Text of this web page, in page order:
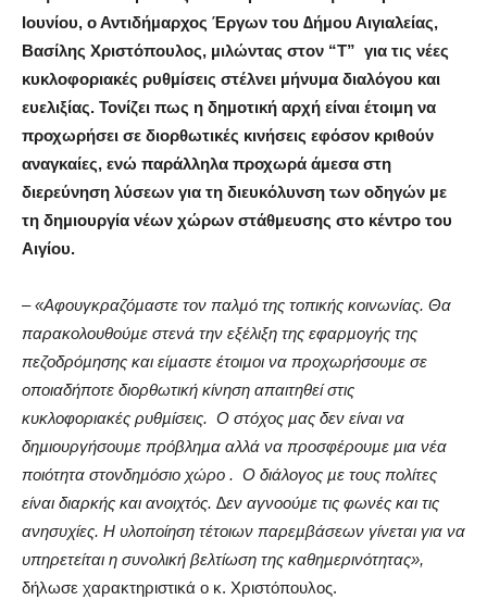
Ιουνίου, ο Αντιδήµαρχος Έργων του ∆ήµου Αιγιαλείας,
Βασίλης Χριστόπουλος, µιλώντας στον “Τ” για τις νέες
κυκλοφοριακές ρυθµίσεις στέλνει µήνυµα διαλόγου και
ευελιξίας. Τονίζει πως η δηµοτική αρχή είναι έτοιµη να
προχωρήσει σε διορθωτικές κινήσεις εφόσον κριθούν
αναγκαίες, ενώ παράλληλα προχωρά άµεσα στη
διερεύνηση λύσεων για τη διευκόλυνση των οδηγών µε
τη δηµιουργία νέων χώρων στάθµευσης στο κέντρο του
Αιγίου.
–«Αφουγκραζόµαστε τον παλµό της τοπικής κοινωνίας. Θα
παρακολουθούµε στενά την εξέλιξη της εφαρµογής της
πεζοδρόµησης και είµαστε έτοιµοι να προχωρήσουµε σε
οποιαδήποτε διορθωτική κίνηση απαιτηθεί στις
κυκλοφοριακές ρυθµίσεις. Ο στόχος µας δεν είναι να
δηµιουργήσουµε πρόβληµα αλλά να προσφέρουµε µια νέα
ποιότητα στονδηµόσιο χώρο . Ο διάλογος µε τους πολίτες
είναι διαρκής και ανοιχτός. ∆εν αγνοούµε τις φωνές και τις
ανησυχίες. Η υλοποίηση τέτοιων παρεµβάσεων γίνεται για να
υπηρετείται η συνολική βελτίωση της καθηµερινότητας»,
δήλωσε χαρακτηριστικά ο κ. Χριστόπουλος.